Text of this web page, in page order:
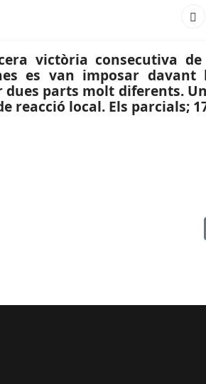
victòria consecutiva de
es van imposar davant
dues parts molt diferents.
local. Els parcials;
El Castelldefels no pot aturar l’Hospitalet